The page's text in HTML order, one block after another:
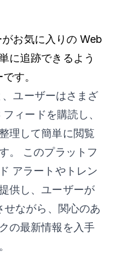
お気に入りの Web
に追跡できるよう
す。
ユーザーはさまざ
ィードを購読し、
理して簡単に閲覧
。 このプラットフ
アラートやトレン
供し、ユーザーが
せながら、関心のあ
の最新情報を入手